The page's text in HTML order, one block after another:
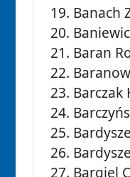
19. Banach
20.
21. Baran
22.
23. Barczak
24.
25.
26.
27. Bargiel